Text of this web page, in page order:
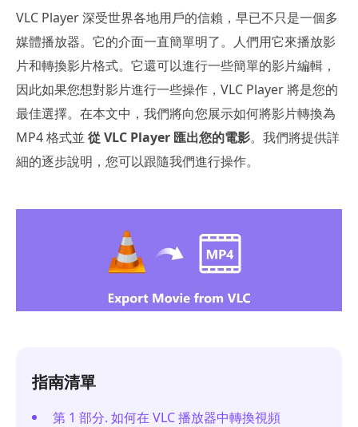
VLC Player 深受世界各地用戶的信賴，早已不只是一個多
媒體播放器。它的介面一直簡單明了。人們用它來播放影
片和轉換影片格式。它還可以進行一些簡單的影片編輯，
因此如果您想對影片進行一些操作，VLC Player 將是您的
最佳選擇。在本文中，我們將向您展示如何將影片轉換為
MP4 格式並 從 VLC Player 匯出您的電影。我們將提供詳
細的逐步說明，您可以跟隨我們進行操作。
指南清單
第 1 部分. 如何在 VLC 播放器中轉換視頻